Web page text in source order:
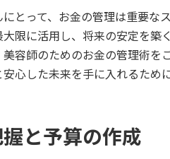
新
日
時
:
とって、お金の管理は重要なス
限に活用し、将来の安定を築
容師のためのお金の管理術を
心した未来を手に入れるため
と予算の作成